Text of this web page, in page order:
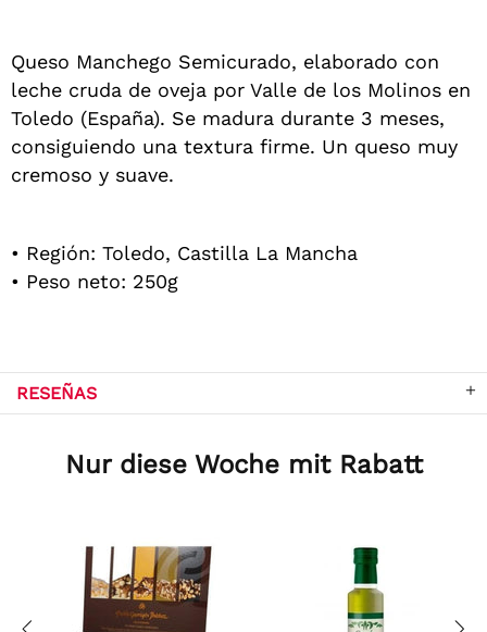
Queso Manchego Semicurado, elaborado con
leche cruda de oveja por Valle de los Molinos en
Toledo (España). Se madura durante 3 meses,
consiguiendo una textura firme. Un queso muy
cremoso y suave.
• Región: Toledo, Castilla La Mancha
• Peso neto: 250g
RESEÑAS
Nur diese Woche mit Rabatt